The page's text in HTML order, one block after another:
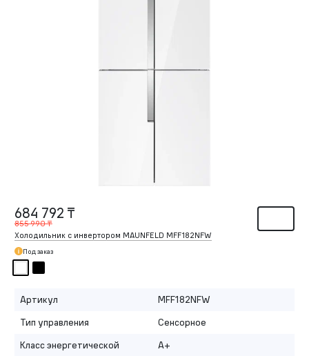
684 792 ₸
855 990 ₸
Холодильник с инвертором MAUNFELD MFF182NFW
Под заказ
Артикул
MFF182NFW
Тип управления
Сенсорное
Класс энергетической
A+